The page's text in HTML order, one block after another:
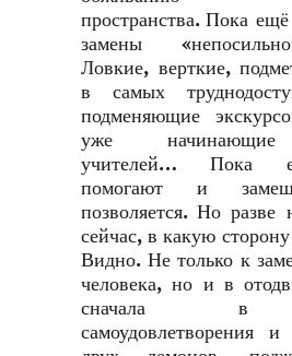
пространства. Пока
замены
Ловкие, верткие,
в самых
подменяющие
уже начинающие
учителей… Пока
помогают и
позволяется. Но
сейчас, в какую
Видно. Не только к
человека, но и в
сначала в
самоудовлетворения и